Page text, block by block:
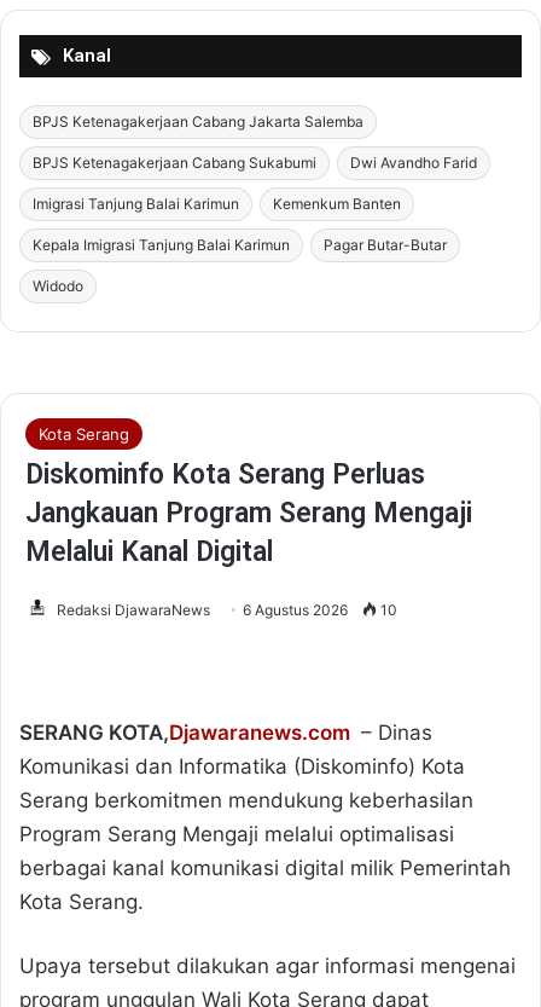
Kanal
BPJS Ketenagakerjaan Cabang Jakarta Salemba
BPJS Ketenagakerjaan Cabang Sukabumi Dwi Avandho Farid
Imigrasi Tanjung Balai Karimun Kemenkum Banten
Kepala Imigrasi Tanjung Balai Karimun Pagar Butar-Butar
Widodo